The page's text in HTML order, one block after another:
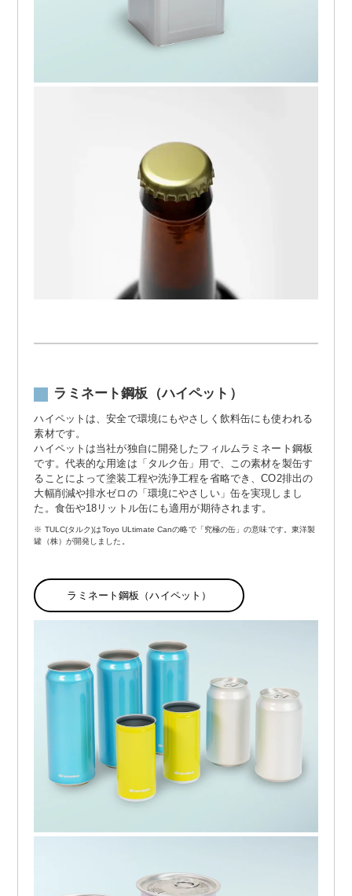
ラミネート鋼板（ハイペット）
ハイペットは、安全で環境にもやさしく飲料缶にも使われる
素材です。
ハイペットは当社が独自に開発したフィルムラミネート鋼板
です。代表的な用途は「タルク缶」用で、この素材を製缶す
ることによって塗装工程や洗浄工程を省略でき、CO2排出の
大幅削減や排水ゼロの「環境にやさしい」缶を実現しまし
た。食缶や18リットル缶にも適用が期待されます。
TULC(タルク)はToyo ULtimate Canの略で「究極の缶」の意味です。東洋製
罐（株）が開発しました。
ラミネート鋼板（ハイペット）